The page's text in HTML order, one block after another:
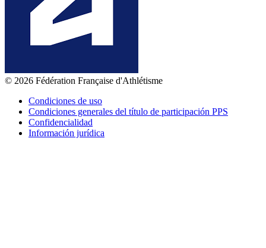
© 2026 Fédération Française d'Athlétisme
Condiciones de uso
Condiciones generales del título de participación PPS
Confidencialidad
Información jurídica